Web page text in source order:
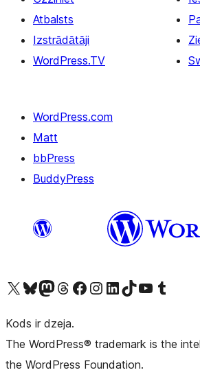
Atbalsts
Izstrādātāji
WordPress.TV
WordPress.com
Matt
bbPress
BuddyPress
Apmeklējiet mūsu X (agrāk Twitter) kontu
Apmeklējiet mūsu Bluesky kontu
Apmeklējiet mūsu Mastodon kontu
Apmeklējiet mūsu Threads kontu
Apmeklējiet mūsu Facebook lapuApmeklējiet mūsu Instagram kontu
Apmeklējiet mūsu LinkedIn kontu
Apmeklējiet mūsu TikTok kontu
Apmeklējiet mūsu YouTube kanālu
Apmeklējiet mūsu Tumblr kontu
Kods ir dzeja.
The WordPress® trademark is the
the WordPress Foundation.